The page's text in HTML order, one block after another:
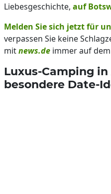
Liebesgeschichte, auf
Melden Sie sich jetzt für
verpassen Sie keine
mitnews.de immer auf
Luxus-Camping
besondere Date-